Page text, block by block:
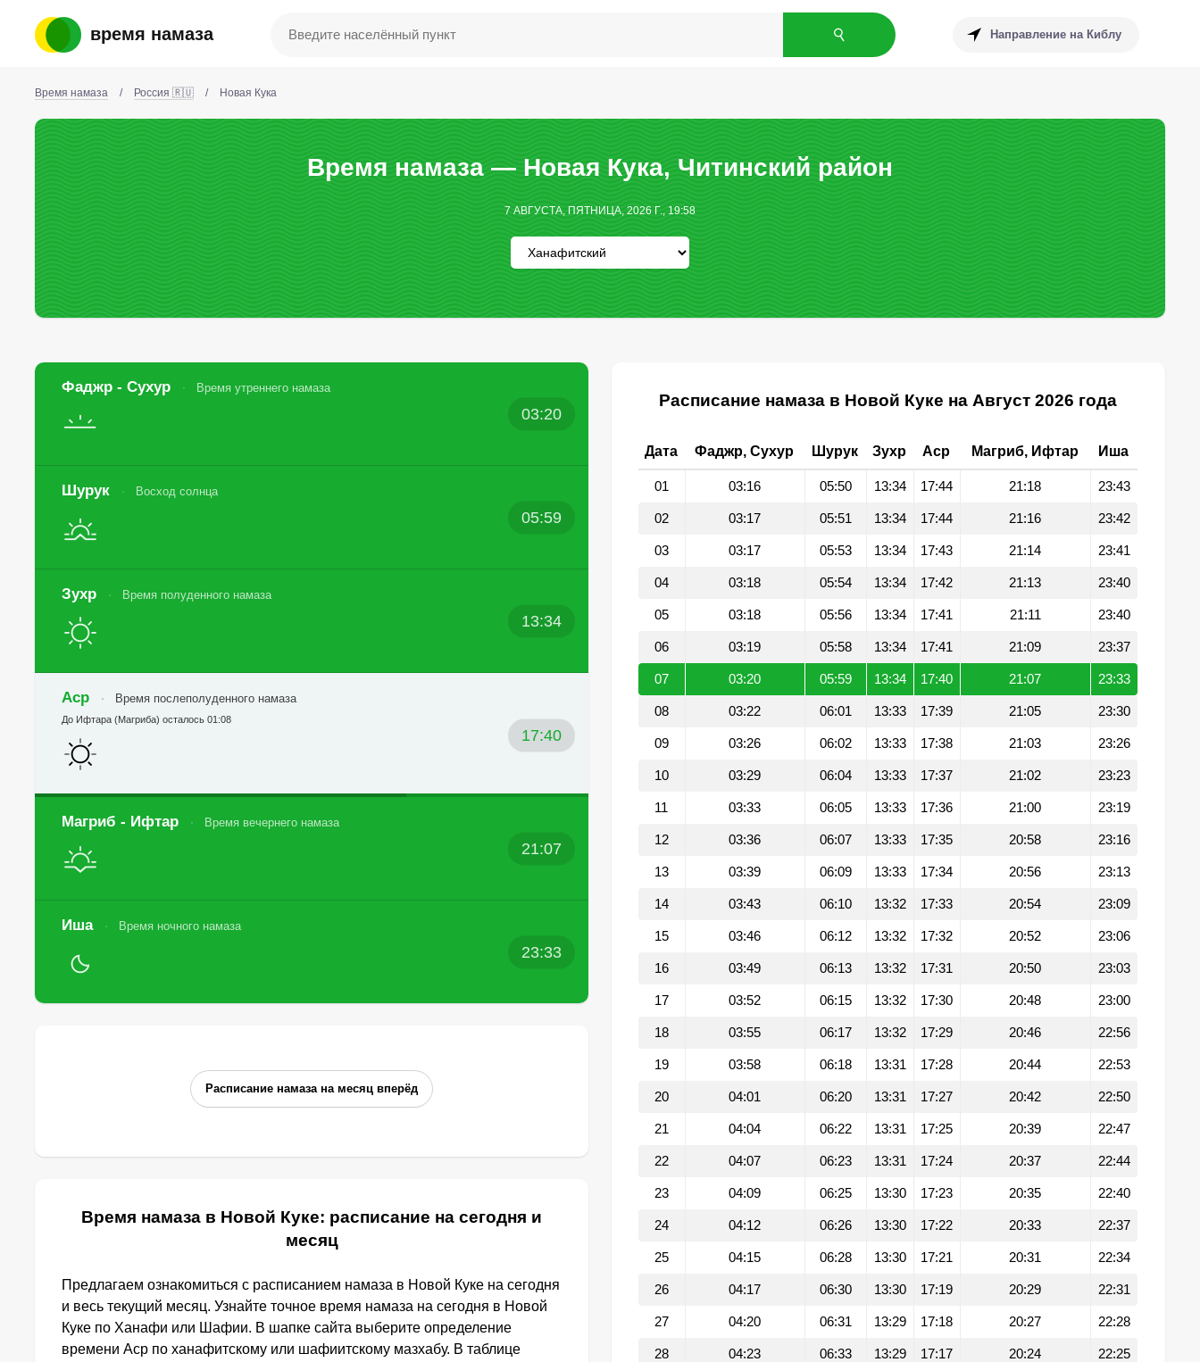
время намаза Направление на Киблу
Время намаза / Россия 🇷🇺 / Новая Кука
Время намаза — Новая Кука, Читинский район
7 АВГУСТА, ПЯТНИЦА, 2026 Г., 19:58
Фаджр - Сухур Время утреннего намаза
03:20
Шурук Восход солнца
05:59
Зухр Время полуденного намаза
13:34
Аср Время послеполуденного намаза
17:40
До Ифтара (Магриба) осталось 01:08
Магриб - Ифтар Время вечернего намаза
21:07
Иша Время ночного намаза
23:33
Расписание намаза на месяц вперёд
Время намаза в Новой Куке: расписание на сегодня и
месяц
Предлагаем ознакомиться с расписанием намаза в Новой Куке на сегодня
и весь текущий месяц. Узнайте точное время намаза на сегодня в Новой
Куке по Ханафи или Шафии. В шапке сайта выберите определение
времени Аср по ханафитскому или шафиитскому мазхабу. В таблице
Расписание намаза в Новой Куке на Август 2026 года
Дата Фаджр, Сухур Шурук Зухр Аср Магриб, Ифтар Иша
01 03:16 05:50 13:34 17:44 21:18 23:43
02 03:17 05:51 13:34 17:44 21:16 23:42
03 03:17 05:53 13:34 17:43 21:14 23:41
04 03:18 05:54 13:34 17:42 21:13 23:40
05 03:18 05:56 13:34 17:41 21:11 23:40
06 03:19 05:58 13:34 17:41 21:09 23:37
07 03:20 05:59 13:34 17:40 21:07 23:33
08 03:22 06:01 13:33 17:39 21:05 23:30
09 03:26 06:02 13:33 17:38 21:03 23:26
10 03:29 06:04 13:33 17:37 21:02 23:23
11 03:33 06:05 13:33 17:36 21:00 23:19
12 03:36 06:07 13:33 17:35 20:58 23:16
13 03:39 06:09 13:33 17:34 20:56 23:13
14 03:43 06:10 13:32 17:33 20:54 23:09
15 03:46 06:12 13:32 17:32 20:52 23:06
16 03:49 06:13 13:32 17:31 20:50 23:03
17 03:52 06:15 13:32 17:30 20:48 23:00
18 03:55 06:17 13:32 17:29 20:46 22:56
19 03:58 06:18 13:31 17:28 20:44 22:53
20 04:01 06:20 13:31 17:27 20:42 22:50
21 04:04 06:22 13:31 17:25 20:39 22:47
22 04:07 06:23 13:31 17:24 20:37 22:44
23 04:09 06:25 13:30 17:23 20:35 22:40
24 04:12 06:26 13:30 17:22 20:33 22:37
25 04:15 06:28 13:30 17:21 20:31 22:34
26 04:17 06:30 13:30 17:19 20:29 22:31
27 04:20 06:31 13:29 17:18 20:27 22:28
28 04:23 06:33 13:29 17:17 20:24 22:25